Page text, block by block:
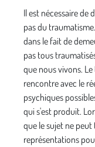
Il est nécessaire de
pas du
dans le fait de
pas tous
que nous vivons.
rencontre avec le
psychiques
qui s'est produit.
que le sujet ne
représentations